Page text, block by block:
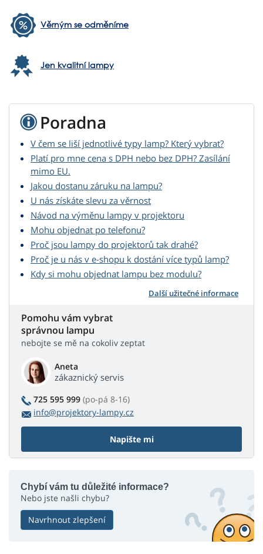
Věrným se odměníme
Jen kvalitní lampy
Poradna
V čem se liší jednotlivé typy lamp? Který vybrat?
Platí pro mne cena s DPH nebo bez DPH? Zasílání
mimo EU.
Jakou dostanu záruku na lampu?
U nás získáte slevu za věrnost
Návod na výměnu lampy v projektoru
Mohu objednat po telefonu?
Proč jsou lampy do projektorů tak drahé?
Proč je u nás v e-shopu k dostání více typů lamp?
Kdy si mohu objednat lampu bez modulu?
Další užitečné informace
Pomohu vám vybrat
správnou lampu
nebojte se mě na cokoliv zeptat
Aneta
zákaznický servis
725 595 999 (po-pá 8-16)
info@projektory-lampy.cz
Napište mi
Chybí vám tu důležité informace?
Nebo jste našli chybu?
Navrhnout zlepšení